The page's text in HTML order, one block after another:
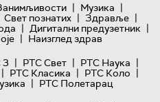
| Музика |
Свет познатих | Здравље |
| Дигитални предузетник |
| Наизглед здрав
3 | РТС Свет | РТС Наука |
| РТС Класика | РТС Коло |
| РТС Полетарац